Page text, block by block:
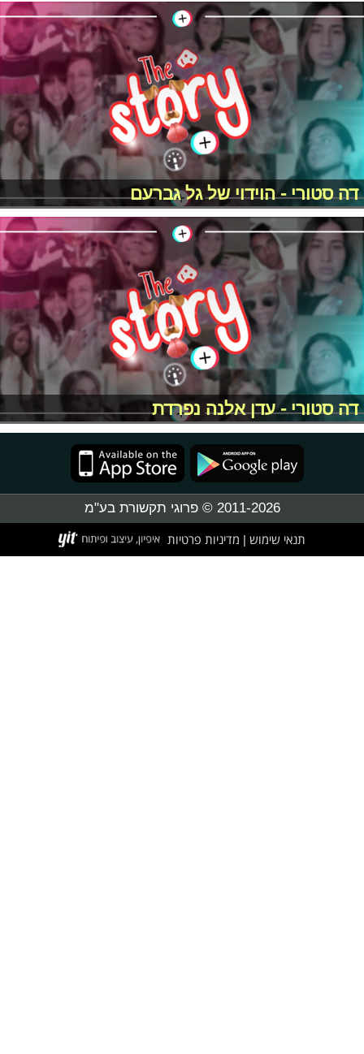
דה סטורי - הוידוי של גל גברעם
דה סטורי - עדן אלנה נפרדת
2011-2026 © פרוגי תקשורת בע"מ
תנאי שימוש מדיניות פרטיות